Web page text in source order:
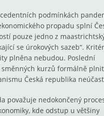
podmínkách
propadu splní
pouze jedno z
se úrokových sazeb“.
plněna nebudou. Poslední
kurzů formálně
Česká republika
považuje nedokončený
kde odstup u většiny